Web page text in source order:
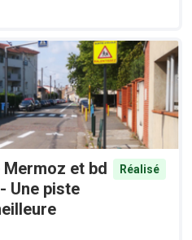
et bd
Une piste
Réalisé